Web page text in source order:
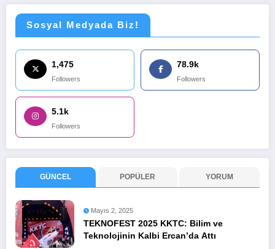
Sosyal Medyada Biz!
1,475
Followers
78.9k
Followers
5.1k
Followers
GÜNCEL POPÜLER YORUM
Mayıs 2, 2025
TEKNOFEST 2025 KKTC: Bilim ve
Teknolojinin Kalbi Ercan’da Attı